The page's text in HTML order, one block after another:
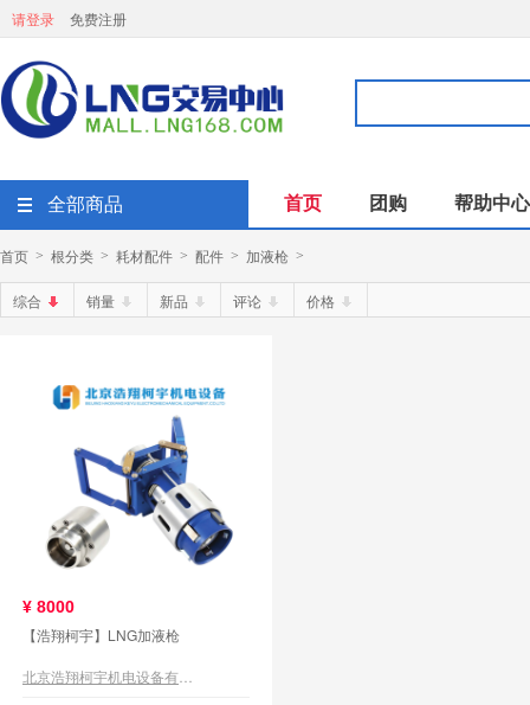
请登录 免费注册
全部商品 首页 团购 帮助中心
首页 > 根分类 > 耗材配件 > 配件 > 加液枪 >
综合 销量 新品 评论 价格
¥ 8000
【浩翔柯宇】LNG加液枪